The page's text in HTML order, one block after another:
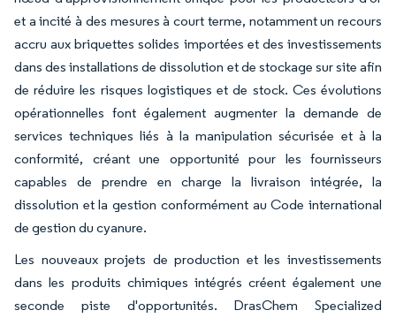
et a incité à des mesures à court terme, notamment un recours
accru aux briquettes solides importées et des investissements
dans des installations de dissolution et de stockage sur site afin
de réduire les risques logistiques et de stock. Ces évolutions
opérationnelles font également augmenter la demande de
services techniques liés à la manipulation sécurisée et à la
conformité, créant une opportunité pour les fournisseurs
capables de prendre en charge la livraison intégrée, la
dissolution et la gestion conformément au Code international
de gestion du cyanure.
Les nouveaux projets de production et les investissements
dans les produits chimiques intégrés créent également une
seconde piste d'opportunités. DrasChem Specialized